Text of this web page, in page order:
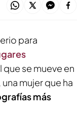
para
que se mueve en
una mujer que ha
más